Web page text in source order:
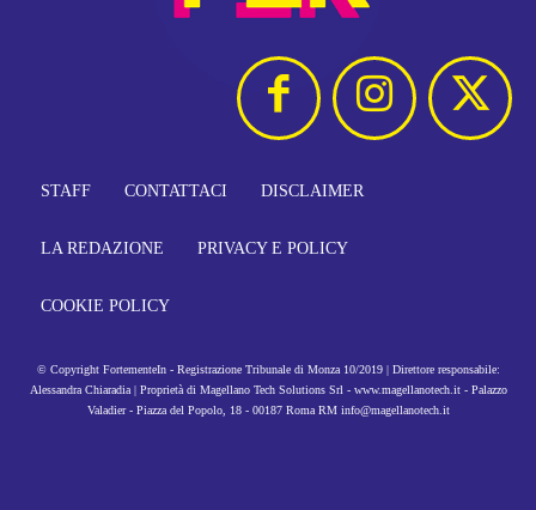
STAFF CONTATTACI DISCLAIMER
LA REDAZIONE PRIVACY E POLICY
COOKIE POLICY
© Copyright FortementeIn - Registrazione Tribunale di Monza 10/2019 | Direttore responsabile:
Alessandra Chiaradia | Proprietà di Magellano Tech Solutions Srl - www.magellanotech.it - Palazzo
Valadier - Piazza del Popolo, 18 - 00187 Roma RM info@magellanotech.it